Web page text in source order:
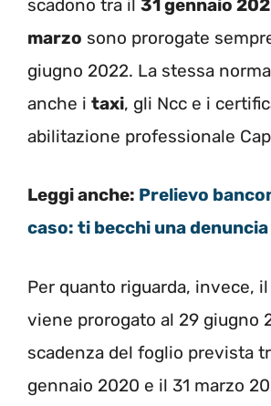
scadono tra il 31 gennaio
marzo sono prorogate
giugno 2022. La stessa
anche i taxi, gli Ncc e i
abilitazione professionale Cap
Leggi anche: Prelievo
caso: ti becchi una
Per quanto riguarda, invece,
viene prorogato al 29 giugno
scadenza del foglio prevista
gennaio 2020 e il 31 marzo